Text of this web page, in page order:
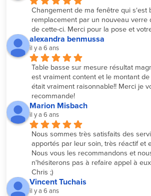
Changement de ma fenêtre qui s‘est
remplacement par un nouveau verre
de cette-ci. Merci pour la pose et
alexandra benmussa
il y a 6 ans
Table basse sur mesure résultat
est vraiment content et le montant
était vraiment raisonnable!! Merci je
recommande!
Marion Misbach
il y a 6 ans
Nous sommes très satisfaits des
apportés par leur soin, très réactif et
Nous vous les recommandons et
n'hésiterons pas à refaire appel à
Chris ;)
Vincent Tuchais
il y a 6 ans